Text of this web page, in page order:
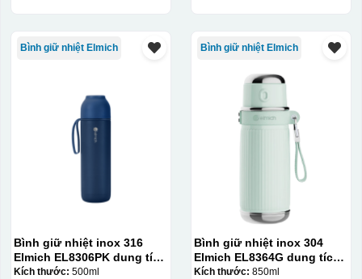
Bình giữ nhiệt Elmich
Bình giữ nhiệt inox 316
Elmich EL8306PK dung tích
500ml
Kích thước: 500ml
Bình giữ nhiệt Elmich
Bình giữ nhiệt inox 304
Elmich EL8364G dung tích
850ml
Kích thước: 850ml